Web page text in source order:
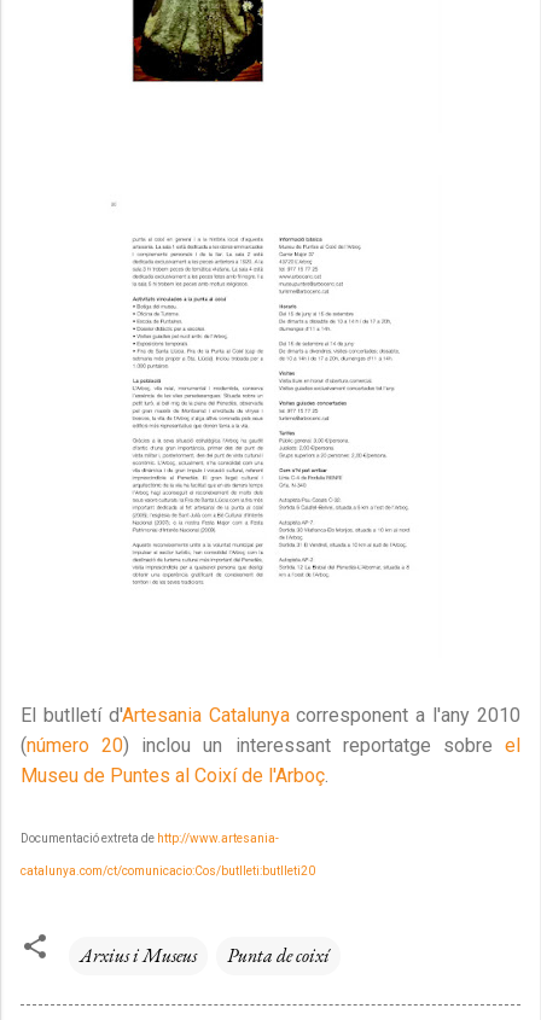
El butlletí d'Artesania Catalunyacorresponent a l'any 2010
(número 20) inclou un interessant reportatge sobre el
Museu de Puntes al Coixí de l'Arboç.
Documentació extreta de http://www.artesania-
catalunya.com/ct/comunicacio:Cos/butlleti:butlleti20
Arxius i Museus Punta de coixí